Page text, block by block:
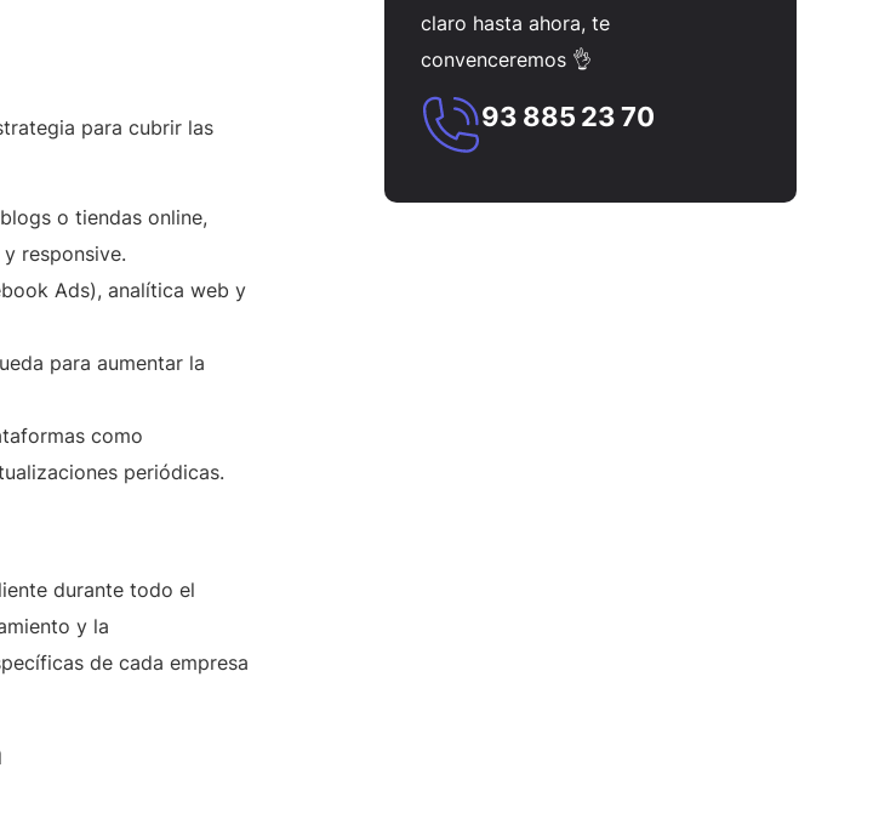
para cubrir las
o tiendas online,
responsive.
Ads), analítica web y
para aumentar la
como
periódicas.
durante todo el
y la
de cada empresa
claro hasta ahora, te
convenceremos 👌
93 885 23 70